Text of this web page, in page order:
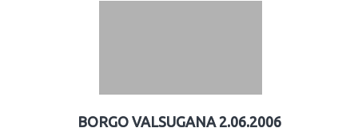
BORGO VALSUGANA 2.06.2006